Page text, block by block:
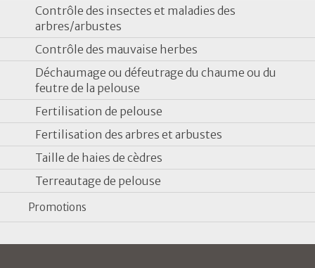
Contrôle des insectes et maladies des
arbres/arbustes
Contrôle des mauvaise herbes
Déchaumage ou défeutrage du chaume ou du
feutre de la pelouse
Fertilisation de pelouse
Fertilisation des arbres et arbustes
Taille de haies de cèdres
Terreautage de pelouse
Promotions